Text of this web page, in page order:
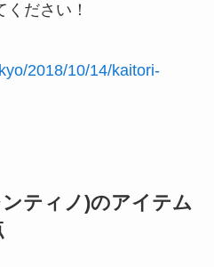
ださい！
2018/10/14/kaitori-
ティノ)のアイテム